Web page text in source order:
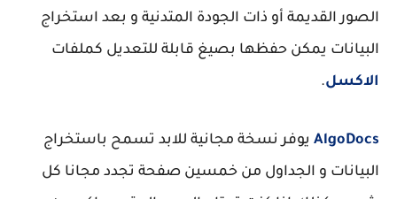
الصور القديمة أو ذات الجودة المتدنية و بعد استخراج
البيانات يمكن حفظها بصيغ قابلة للتعديل كملفات
الاكسل.
AlgoDocs يوفر نسخة مجانية للابد تسمح باستخراج
البيانات و الجداول من خمسين صفحة تجدد مجانا كل